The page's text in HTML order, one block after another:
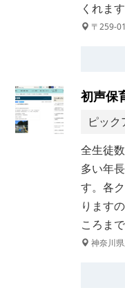
くれま
〒259-
初声保
ピック
全生徒
多い年
す。各
ります
ころま
神奈川